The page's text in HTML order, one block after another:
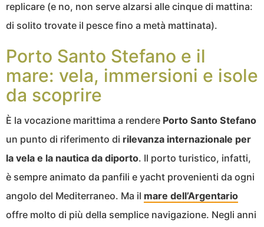
replicare (e no, non serve alzarsi alle cinque di mattina:
di solito trovate il pesce fino a metà mattinata).
Porto Santo Stefano e il
mare: vela, immersioni e isole
da scoprire
È la vocazione marittima a rendere Porto Santo Stefano
un punto di riferimento di rilevanza internazionale per
la vela e la nautica da diporto. Il porto turistico, infatti,
è sempre animato da panfili e yacht provenienti da ogni
angolo del Mediterraneo. Ma il mare dell’Argentario
offre molto di più della semplice navigazione. Negli anni